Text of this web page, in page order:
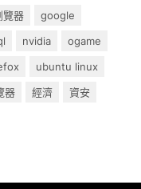
器
google
nvidia
ogame
ubuntu linux
器 經濟
資安